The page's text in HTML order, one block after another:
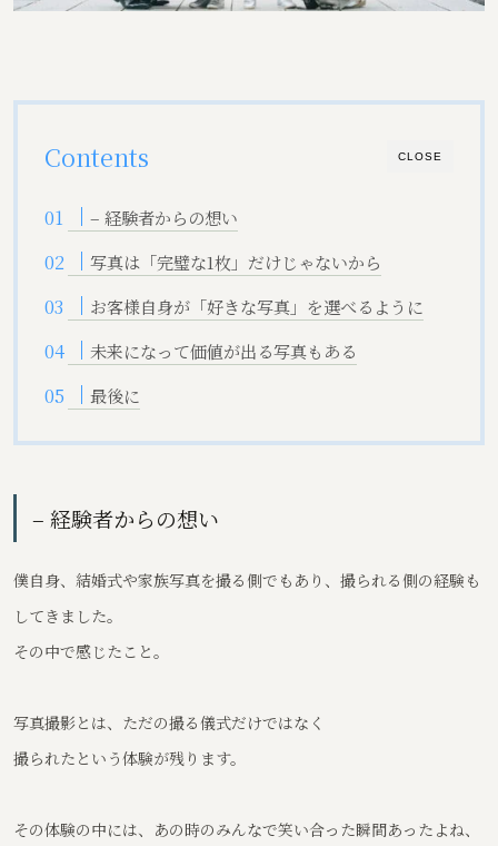
CLOSE
Contents
– 経験者からの想い
写真は「完璧な1枚」だけじゃないから
お客様自身が「好きな写真」を選べるように
未来になって価値が出る写真もある
最後に
– 経験者からの想い
僕自身、結婚式や家族写真を撮る側でもあり、撮られる側の経験も
してきました。
その中で感じたこと。
写真撮影とは、ただの撮る儀式だけではなく
撮られたという体験が残ります。
その体験の中には、あの時のみんなで笑い合った瞬間あったよね、